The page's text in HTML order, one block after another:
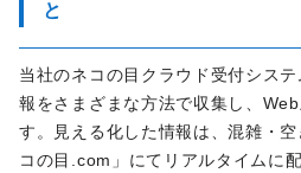
と
当社のネコの目クラウド受付シス
報をさまざまな方法で収集し、
す。見える化した情報は、混雑・
コの目.com」にてリアルタイムに